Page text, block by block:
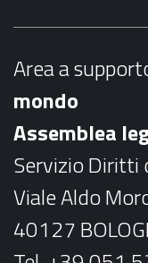
e
o
k
t
r
a
m
Area a
mondo
Assemblea
Servizio Diritti
Viale Aldo
40127